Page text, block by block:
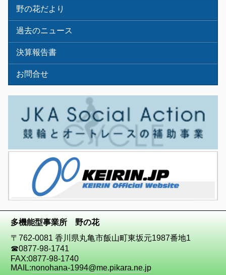
野の花だより
過去のニュース
決算報告書
お問合せ
多機能型事業所 野の花
〒762-0081 香川県丸亀市飯山町東坂元1987番地1
☎0877-98-1741
FAX:0877-98-1740
MAIL:nonohana-1994@me.pikara.ne.jp